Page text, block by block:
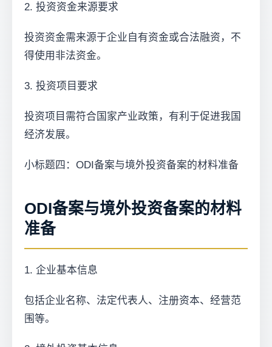
2. 投资资金来源要求
投资资金需来源于企业自有资金或合法融资，不
得使用非法资金。
3. 投资项目要求
投资项目需符合国家产业政策，有利于促进我国
经济发展。
小标题四：ODI备案与境外投资备案的材料准备
ODI备案与境外投资备案的材料
准备
1. 企业基本信息
包括企业名称、法定代表人、注册资本、经营范
围等。